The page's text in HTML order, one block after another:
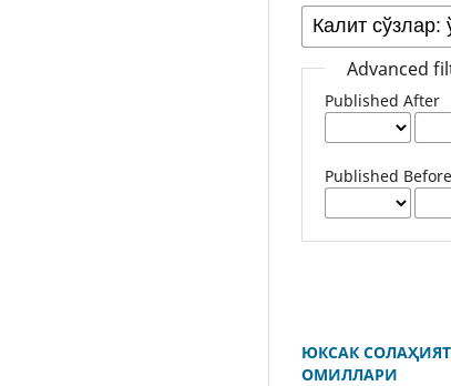
Advanced
Published After
Published Before
ЮКСАК
ОМИЛЛАРИ